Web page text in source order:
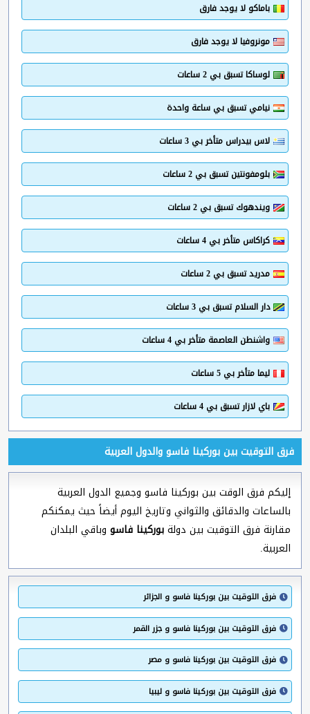
باماكو لا يوجد فارق
مونروفيا لا يوجد فارق
لوساكا تسبق بي 2 ساعات
نيامي تسبق بي ساعة واحدة
لاس بيدراس متأخر بي 3 ساعات
بلومفونتين تسبق بي 2 ساعات
ويندهوك تسبق بي 2 ساعات
كراكاس متأخر بي 4 ساعات
مدريد تسبق بي 2 ساعات
دار السلام تسبق بي 3 ساعات
واشنطن العاصمة متأخر بي 4 ساعات
ليما متأخر بي 5 ساعات
باي لازار تسبق بي 4 ساعات
فرق التوقيت بين بوركينا فاسو والدول العربية
إليكم فرق الوقت بين بوركينا فاسو وجميع الدول العربية
بالساعات والدقائق والثواني وتاريخ اليوم أيضاً حيث يمكنكم
مقارنة فرق التوقيت بين دولةبوركينا فاسو وباقي البلدان
العربية.
فرق التوقيت بين بوركينا فاسو و الجزائر
فرق التوقيت بين بوركينا فاسو و جزر القمر
فرق التوقيت بين بوركينا فاسو و مصر
فرق التوقيت بين بوركينا فاسو و ليبيا